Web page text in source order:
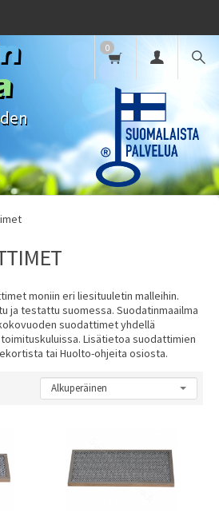
0
moniin eri liesituuletin malleihin.
ja testattu suomessa. Suodatinmaailma
suodattimet yhdellä
Lisätietoa suodattimien
tai Huolto-ohjeita osiosta.